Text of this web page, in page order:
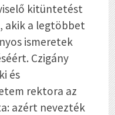
kitüntetést
akik a legtöbbet
ismeretek
Czigány
és
rektora az
azért nevezték